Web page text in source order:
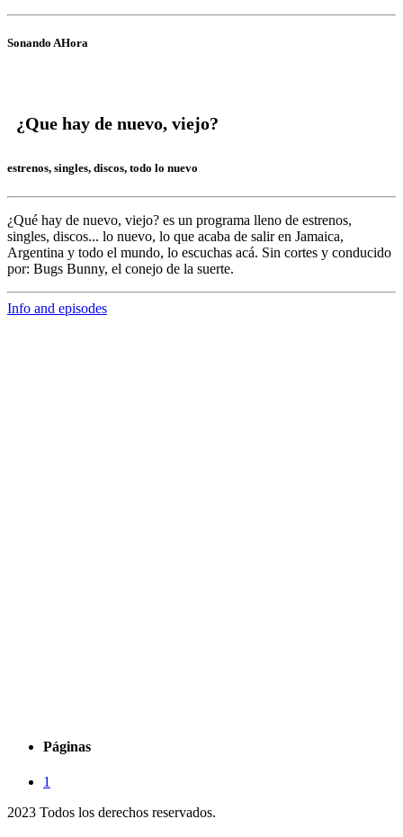
Sonando AHora
¿Que hay de nuevo, viejo?
estrenos, singles, discos, todo lo nuevo
¿Qué hay de nuevo, viejo? es un programa lleno de estrenos,
singles, discos... lo nuevo, lo que acaba de salir en Jamaica,
Argentina y todo el mundo, lo escuchas acá. Sin cortes y conducido
por: Bugs Bunny, el conejo de la suerte.
Info and episodes
Páginas
1
2023 Todos los derechos reservados.